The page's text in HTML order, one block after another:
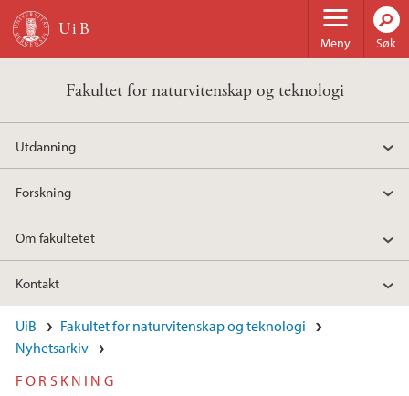
Hopp til hovedinnhold
Meny Søk
Fakultet for naturvitenskap og teknologi
Utdanning
Forskning
Om fakultetet
Kontakt
UiB
Fakultet for naturvitenskap og teknologi
Nyhetsarkiv
FORSKNING